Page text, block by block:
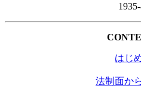
はじ
法制面か